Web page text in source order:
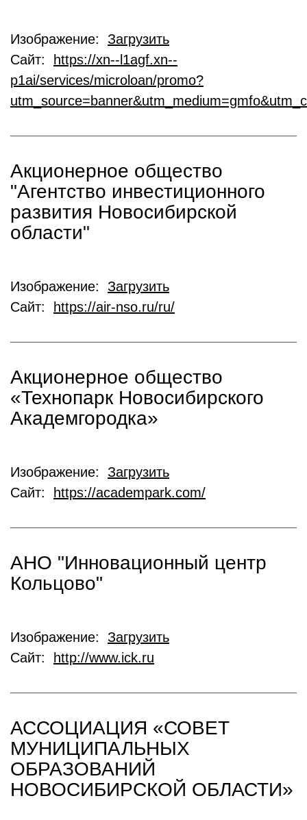
Изображение: Загрузить
Сайт:
https://xn--l1agf.xn--
p1ai/services/microloan/promo?
Акционерное общество
"Агентство инвестиционного
развития Новосибирской
области"
Изображение: Загрузить
Сайт:
https://air-nso.ru/ru/
Акционерное общество
«Технопарк Новосибирского
Академгородка»
Изображение: Загрузить
Сайт:
https://academpark.com/
АНО "Инновационный центр
Кольцово"
Изображение: Загрузить
Сайт:
http://www.ick.ru
АССОЦИАЦИЯ «СОВЕТ
МУНИЦИПАЛЬНЫХ
ОБРАЗОВАНИЙ
НОВОСИБИРСКОЙ ОБЛАСТИ»